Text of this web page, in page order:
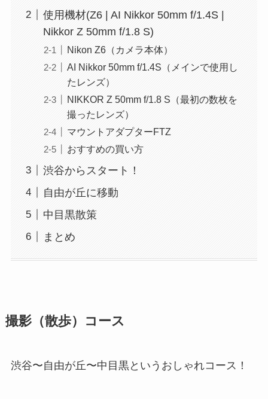
使用機材(Z6 | AI Nikkor 50mm f/1.4S |
Nikkor Z 50mm f/1.8 S)
Nikon Z6（カメラ本体）
AI Nikkor 50mm f/1.4S（メインで使用し
たレンズ）
NIKKOR Z 50mm f/1.8 S（最初の数枚を
撮ったレンズ）
マウントアダプターFTZ
おすすめの買い方
渋谷からスタート！
自由が丘に移動
中目黒散策
まとめ
撮影（散歩）コース
渋谷〜自由が丘〜中目黒というおしゃれコース！